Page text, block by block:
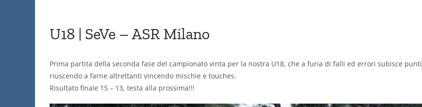
U18 | SeVe – ASR Milano
Prima partita della seconda fase del campionato vinta per la nostra U18, che a furia di falli ed errori subisce punti
riuscendo a farne altrettanti vincendo mischie e touches.
Risultato finale 15 – 13, testa alla prossima!!!